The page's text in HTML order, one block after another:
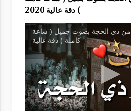
) دقة عالية 2020
من ذي الحجة بصوت جميل ( ساعة
كاملة ) دقة عالية